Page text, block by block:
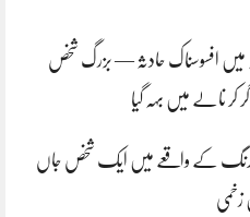
میں افسوسناک حادثہ — بزرگ شخص
کر نالے میں بہہ گیا
کے واقعے میں ایک شخص جاں
زخمی